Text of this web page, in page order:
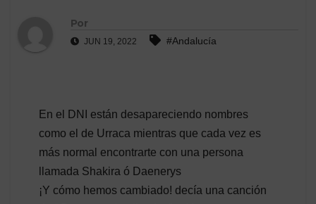
Por
JUN 19, 2022 #Andalucía
En el DNI están desapareciendo nombres
como el de Urraca mientras que cada vez es
más normal encontrarte con una persona
llamada Shakira ó Daenerys
¡Y cómo hemos cambiado! decía una canción